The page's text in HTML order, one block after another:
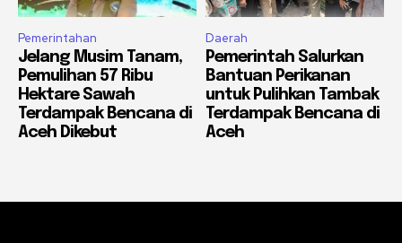
Pemerintahan
Jelang Musim Tanam,
Pemulihan 57 Ribu
Hektare Sawah
Terdampak Bencana di
Aceh Dikebut
Daerah
Pemerintah Salurkan
Bantuan Perikanan
untuk Pulihkan Tambak
Terdampak Bencana di
Aceh